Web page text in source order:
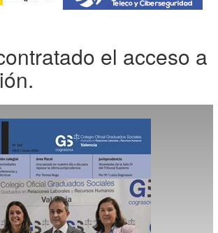
el acceso a